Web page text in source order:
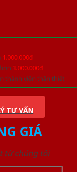
1.000.000đ
3.000.000đ
thành viên thân thiết
TƯ VẤN
GIÁ
từ chúng tôi